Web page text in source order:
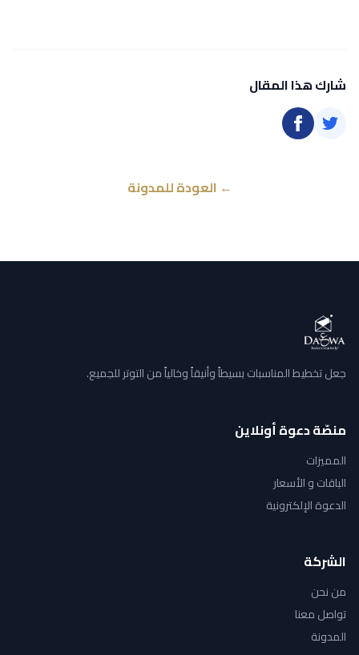
شارك هذا المقال
← العودة للمدونة
جعل تخطيط المناسبات بسيطاً وأنيقاً وخالياً من التوتر للجميع.
منصّة دعوة أونلاين
المميزات
الباقات و الأسعار
الدعوة الإلكترونية
الشركة
من نحن
تواصل معنا
المدونة